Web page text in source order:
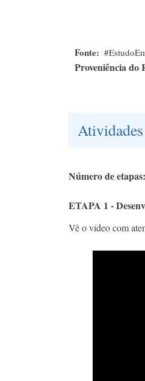
Fonte
Proveniência do
Atividades
Número de etapas
ETAPA 1 -
Vê o vídeo com